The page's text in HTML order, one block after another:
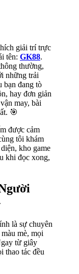
giải trí trực
tên: GK88.
thường,
những trải
bạn đang tò
hay đơn giản
may, bài
🎯
được cảm
tôi khám
kho game
khi đọc xong,
là sự chuyên
mè, mọi
từ giây
thao tác đều